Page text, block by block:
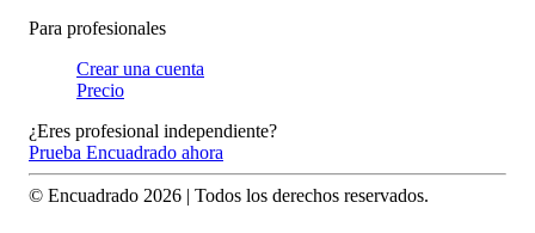
Para profesionales
Crear una cuenta
Precio
¿Eres profesional independiente?
Prueba Encuadrado ahora
© Encuadrado 2026 | Todos los derechos reservados.